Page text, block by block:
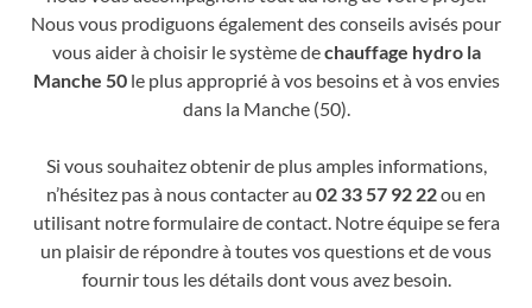
Nous vous prodiguons également des conseils avisés pour
vous aider à choisir le système dechauffage hydro la
Manche 50le plus approprié à vos besoins et à vos envies
dans la Manche (50).
Si vous souhaitez obtenir de plus amples informations,
n’hésitez pas à nous contacter au 02 33 57 92 22ou en
utilisant notre formulaire de contact. Notre équipe se fera
un plaisir de répondre à toutes vos questions et de vous
fournir tous les détails dont vous avez besoin.